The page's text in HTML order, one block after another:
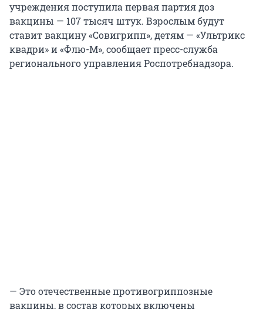
учреждения поступила первая партия доз
вакцины — 107 тысяч штук. Взрослым будут
ставит вакцину «Совигрипп», детям — «Ультрикс
квадри» и «Флю-М», сообщает пресс-служба
регионального управления Роспотребнадзора.
— Это отечественные противогриппозные
вакцины, в состав которых включены